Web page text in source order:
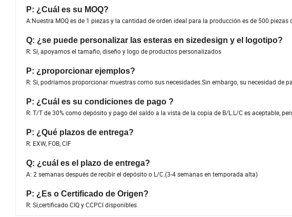
P: ¿Cuál es su MOQ?
A:Nuestra MOQ es de 1 piezas y la cantidad de orden ideal para la producción es de 500 piezas
Q: ¿se puede personalizar las esteras en sizedesign y el logotipo?
R: Sí, apoyamos el tamaño, diseño y logo de productos personalizados
P: ¿proporcionar ejemplos?
R: Sí, podríamos proporcionar muestras como sus necesidades.Sin embargo, su necesidad
P: ¿Cuál es su condiciones de pago ?
R: T/T de 30% como depósito y pago del saldo a la vista de la copia de B/L.L/C es aceptable,
P: ¿Qué plazos de entrega?
R: EXW, FOB, CIF
Q: ¿cuál es el plazo de entrega?
A: 2 semanas después de recibir el depósito o L/C.(3-4 semanas en temporada alta)
P: ¿Es o Certificado de Origen?
R: Sí,certificado CIQ y CCPCI disponibles